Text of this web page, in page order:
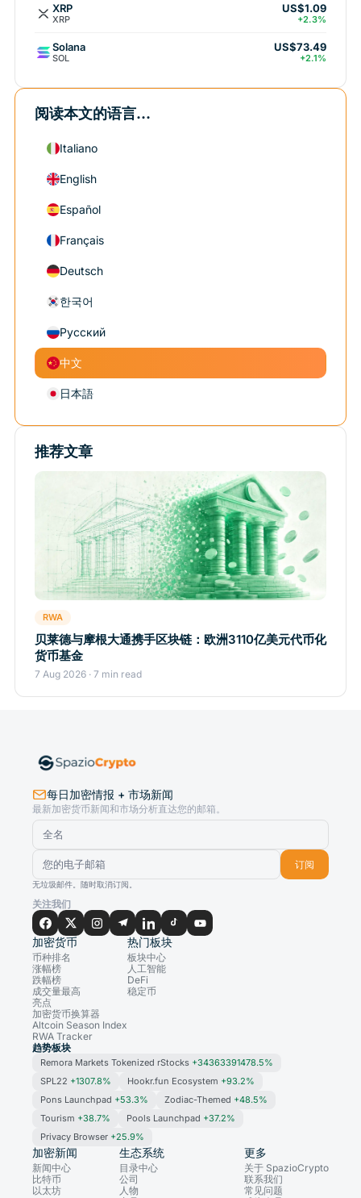
XRP
XRP
US$1.09
+2.3%
Solana
SOL
US$73.49
+2.1%
阅读本文的语言...
Italiano
English
Español
Français
Deutsch
한국어
Русский
中文
日本語
推荐文章
RWA
贝莱德与摩根大通携手区块链：欧洲3110亿美元代币化
货币基金
7 Aug 2026 · 7 min read
每日加密情报 + 市场新闻
最新加密货币新闻和市场分析直达您的邮箱。
订阅
无垃圾邮件。随时取消订阅。
关注我们
加密货币
币种排名
涨幅榜
跌幅榜
成交量最高
亮点
加密货币换算器
Altcoin Season Index
RWA Tracker
热门板块
板块中心
人工智能
DeFi
稳定币
趋势板块
Remora Markets Tokenized rStocks +34363391478.5%
SPL22 +1307.8% Hookr.fun Ecosystem +93.2%
Pons Launchpad +53.3% Zodiac-Themed +48.5%
Tourism +38.7% Pools Launchpad +37.2%
Privacy Browser +25.9%
加密新闻
新闻中心
比特币
以太坊
生态系统
目录中心
公司
人物
更多
关于 SpazioCrypto
联系我们
常见问题